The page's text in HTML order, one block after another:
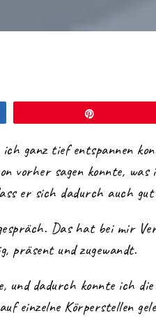
ganz tief entspannen
vorher sagen konnte,
er sich dadurch auch
Das hat bei mir
präsent und zugewandt.
dadurch konnte ich die
einzelne Körperstellen